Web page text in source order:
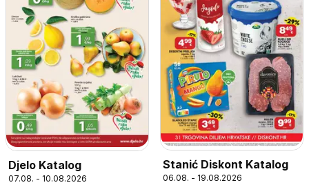
Djelo Katalog
07.08. - 10.08.2026
Stanić Diskont Katalog
06.08. - 19.08.2026